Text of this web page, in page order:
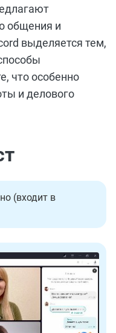
общения и
выделяется тем,
что особенно
и делового
(входит в